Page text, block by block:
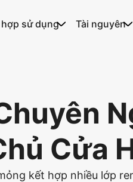
sử dụng Tài nguyên
Cửa
kết hợp nhiều lớp